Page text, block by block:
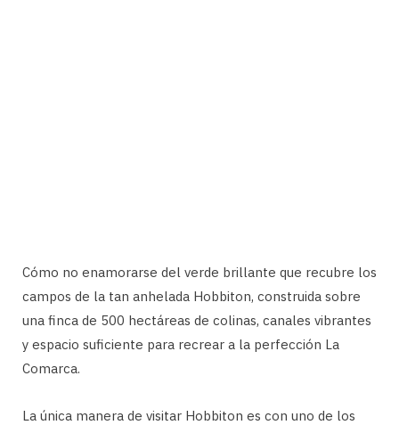
Cómo no enamorarse del verde brillante que recubre los
campos de la tan anhelada Hobbiton, construida sobre
una finca de 500 hectáreas de colinas, canales vibrantes
y espacio suficiente para recrear a la perfección La
Comarca.
La única manera de visitar Hobbiton es con uno de los